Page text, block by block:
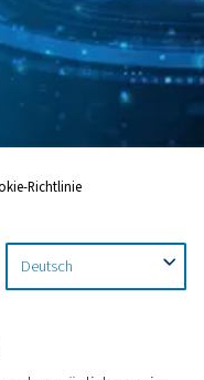
können erfahren,
sie verwenden und wie